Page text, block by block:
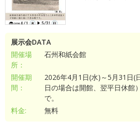
展示会DATA
開催場
所：
石州和紙会館
開催期
間：
2026年4月1日(水)～5月31日(
日の場合は開館、翌平日休館
で。
料金:
無料